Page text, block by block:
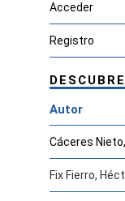
Acceder
Registro
DESCUBRE
Autor
Cáceres
Fix Fierro,